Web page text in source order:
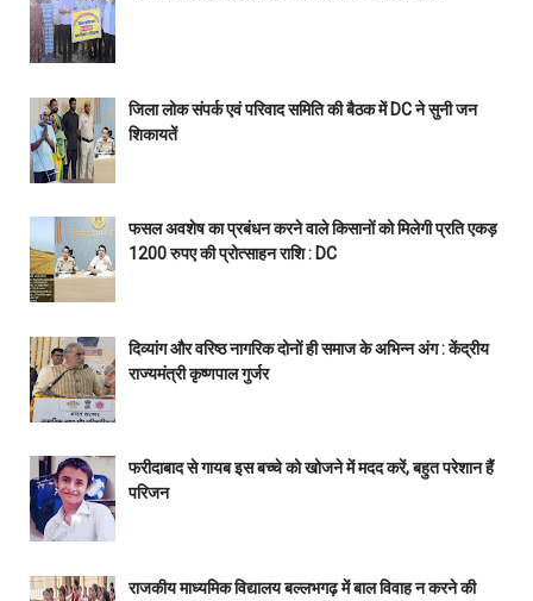
जिला लोक संपर्क एवं परिवाद समिति की बैठक में DC ने सुनी जन
शिकायतें
फसल अवशेष का प्रबंधन करने वाले किसानों को मिलेगी प्रति एकड़
1200 रुपए की प्रोत्साहन राशि : DC
दिव्यांग और वरिष्ठ नागरिक दोनों ही समाज के अभिन्न अंग : केंद्रीय
राज्यमंत्री कृष्णपाल गुर्जर
फरीदाबाद से गायब इस बच्चे को खोजने में मदद करें, बहुत परेशान हैं
परिजन
राजकीय माध्यमिक विद्यालय बल्लभगढ़ में बाल विवाह न करने की